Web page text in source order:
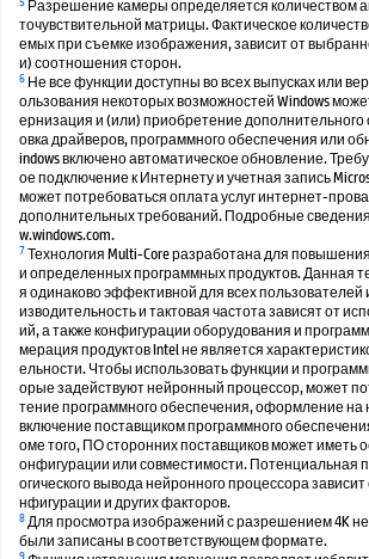
Разрешение камеры определяется количеством
точувствительной матрицы. Фактическое
емых при съемке изображения, зависит от
и) соотношения сторон.
6 Не все функции доступны во всех выпусках или
ользования некоторых возможностей Windows
ернизация и (или) приобретение дополнительного
овка драйверов, программного обеспечения или
indows включено автоматическое обновление.
ое подключение к Интернету и учетная запись
может потребоваться оплата услуг интернет-
дополнительных требований. Подробные
w.windows.com.
7Технология Multi-Core разработана для
и определенных программных продуктов. Данная
я одинаково эффективной для всех
изводительность и тактовая частота зависят от
ий, а также конфигурации оборудования и
мерация продуктов Intel не является
ельности. Чтобы использовать функции и
орые задействуют нейронный процессор, может
тение программного обеспечения, оформление на
включение поставщиком программного
оме того, ПО сторонних поставщиков может иметь
онфигурации или совместимости. Потенциальная
огического вывода нейронного процессора
нфигурации и других факторов.
8Для просмотра изображений с разрешением 4K
были записаны в соответствующем формате.
9